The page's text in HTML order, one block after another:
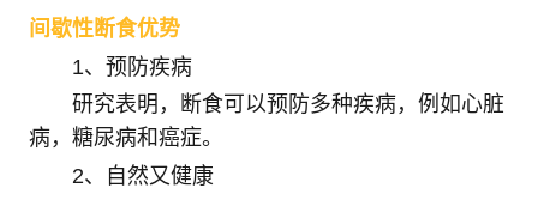
间歇性断食优势
1、预防疾病
研究表明，断食可以预防多种疾病，例如心脏
病，糖尿病和癌症。
2、自然又健康